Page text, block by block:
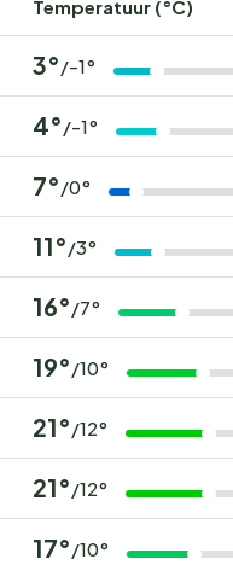
Temperatuur (°C)
3° /-1°
4° /-1°
7° /0°
11° /3°
16° /7°
19° /10°
21° /12°
21° /12°
17° /10°